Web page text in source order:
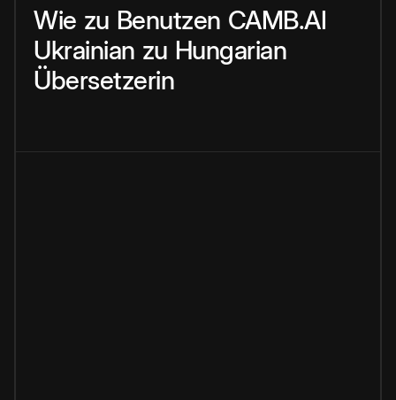
Wie zu Benutzen CAMB.AI
Ukrainian zu Hungarian
Übersetzerin